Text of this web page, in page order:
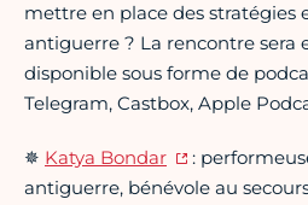
mettre en place des stratégies
antiguerre ? La rencontre sera
disponible sous forme de
Telegram, Castbox, Apple
✵ Katya Bondar
:
antiguerre, bénévole au